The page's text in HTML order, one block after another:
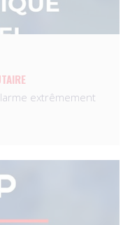
extrêmement